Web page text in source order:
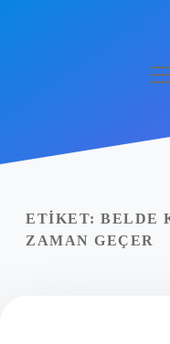
Yasal Uyarı
ETIKET: BELDE
ZAMAN GEÇER